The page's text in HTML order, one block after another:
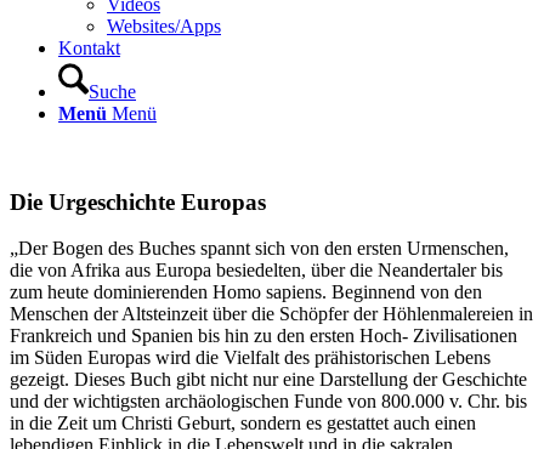
Videos
Websites/Apps
Kontakt
Suche
Menü Menü
Die Urgeschichte Europas
„Der Bogen des Buches spannt sich von den ersten Urmenschen,
die von Afrika aus Europa besiedelten, über die Neandertaler bis
zum heute dominierenden Homo sapiens. Beginnend von den
Menschen der Altsteinzeit über die Schöpfer der Höhlenmalereien in
Frankreich und Spanien bis hin zu den ersten Hoch- Zivilisationen
im Süden Europas wird die Vielfalt des prähistorischen Lebens
gezeigt. Dieses Buch gibt nicht nur eine Darstellung der Geschichte
und der wichtigsten archäologischen Funde von 800.000 v. Chr. bis
in die Zeit um Christi Geburt, sondern es gestattet auch einen